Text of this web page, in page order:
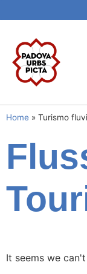
Home » Turismo
It seems we